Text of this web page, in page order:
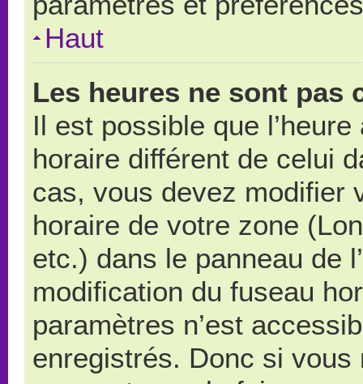
Haut
Les heures ne sont pas
Il est possible que
horaire différent de celui
cas, vous devez modifier
horaire de votre zone
etc.) dans le panneau de
modification du fuseau
paramètres n’est
enregistrés. Donc si vous